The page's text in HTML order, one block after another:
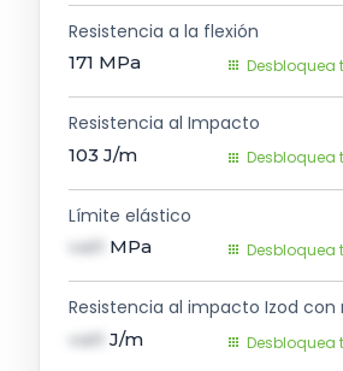
Resistencia a la flexión
171 MPa Desbloquea
Resistencia al Impacto
103 J/m Desbloquea
Límite elástico
val1 MPa Desbloquea
Resistencia al impacto Izod con
val1 J/m Desbloquea